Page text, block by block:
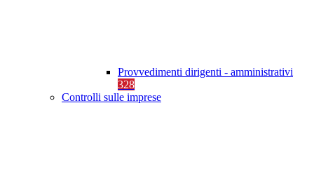
Provvedimenti dirigenti - amministrativi
328
Controlli sulle imprese